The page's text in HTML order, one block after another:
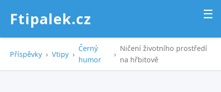
Ftipalek.cz ☰
Příspěvky › Vtipy ›
Černý
humor
›
Ničení životního prostředí
na hřbitově